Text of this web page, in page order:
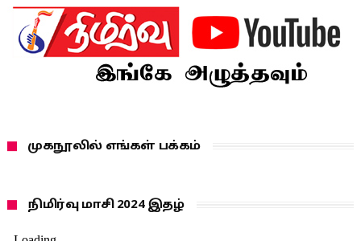
முகநூலில் எங்கள் பக்கம்
நிமிர்வு மாசி 2024 இதழ்